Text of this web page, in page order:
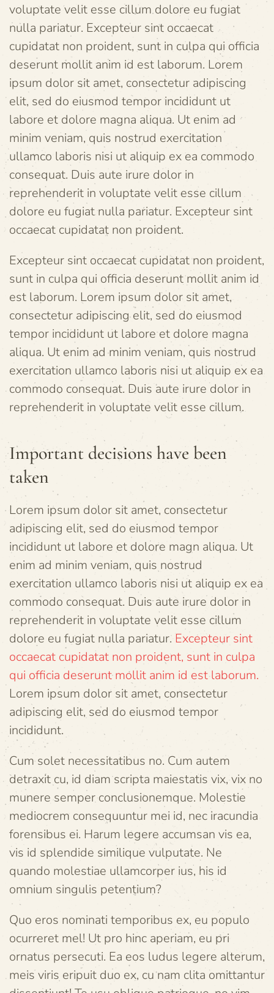
voluptate velit esse cillum dolore eu fugiat
nulla pariatur. Excepteur sint occaecat
cupidatat non proident, sunt in culpa qui officia
deserunt mollit anim id est laborum. Lorem
ipsum dolor sit amet, consectetur adipiscing
elit, sed do eiusmod tempor incididunt ut
labore et dolore magna aliqua. Ut enim ad
minim veniam, quis nostrud exercitation
ullamco laboris nisi ut aliquip ex ea commodo
consequat. Duis aute irure dolor in
reprehenderit in voluptate velit esse cillum
dolore eu fugiat nulla pariatur. Excepteur sint
occaecat cupidatat non proident.
Excepteur sint occaecat cupidatat non proident,
sunt in culpa qui officia deserunt mollit anim id
est laborum. Lorem ipsum dolor sit amet,
consectetur adipiscing elit, sed do eiusmod
tempor incididunt ut labore et dolore magna
aliqua. Ut enim ad minim veniam, quis nostrud
exercitation ullamco laboris nisi ut aliquip ex ea
commodo consequat. Duis aute irure dolor in
reprehenderit in voluptate velit esse cillum.
Important decisions have been
taken
Lorem ipsum dolor sit amet, consectetur
adipiscing elit, sed do eiusmod tempor
incididunt ut labore et dolore magn aliqua. Ut
enim ad minim veniam, quis nostrud
exercitation ullamco laboris nisi ut aliquip ex ea
commodo consequat. Duis aute irure dolor in
reprehenderit in voluptate velit esse cillum
dolore eu fugiat nulla pariatur. Excepteur sint
occaecat cupidatat non proident, sunt in culpa
qui officia deserunt mollit anim id est laborum.
Lorem ipsum dolor sit amet, consectetur
adipiscing elit, sed do eiusmod tempor
incididunt.
Cum solet necessitatibus no. Cum autem
detraxit cu, id diam scripta maiestatis vix, vix no
munere semper conclusionemque. Molestie
mediocrem consequuntur mei id, nec iracundia
forensibus ei. Harum legere accumsan vis ea,
vis id splendide similique vulputate. Ne
quando molestiae ullamcorper ius, his id
omnium singulis petentium?
Quo eros nominati temporibus ex, eu populo
ocurreret mel! Ut pro hinc aperiam, eu pri
ornatus persecuti. Ea eos ludus legere alterum,
meis viris eripuit duo ex, cu nam clita omittantur